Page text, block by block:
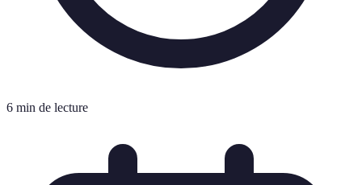
6 min de lecture